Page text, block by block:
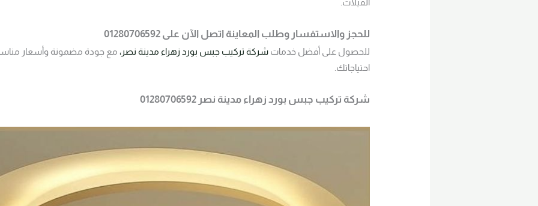
الفيلات.
للحجز والاستفسار وطلب المعاينة اتصل الآن على 01280706592
للحصول على أفضل خدماتشركة تركيب جبس بورد زهراء مدينة نصر، مع جودة مضمونة وأسعار
احتياجاتك.
شركة تركيب جبس بورد زهراء مدينة نصر 01280706592